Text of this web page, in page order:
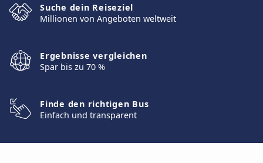
Suche dein Reiseziel
Millionen von Angeboten weltweit
Ergebnisse vergleichen
Spar bis zu 70 %
Finde den richtigen Bus
Einfach und transparent